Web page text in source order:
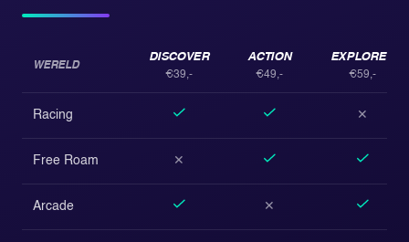
WERELD
DISCOVER
€39,-
ACTION
€49,-
EXPLORER
€59,-
Racing ✕
Free Roam ✕
Arcade ✕